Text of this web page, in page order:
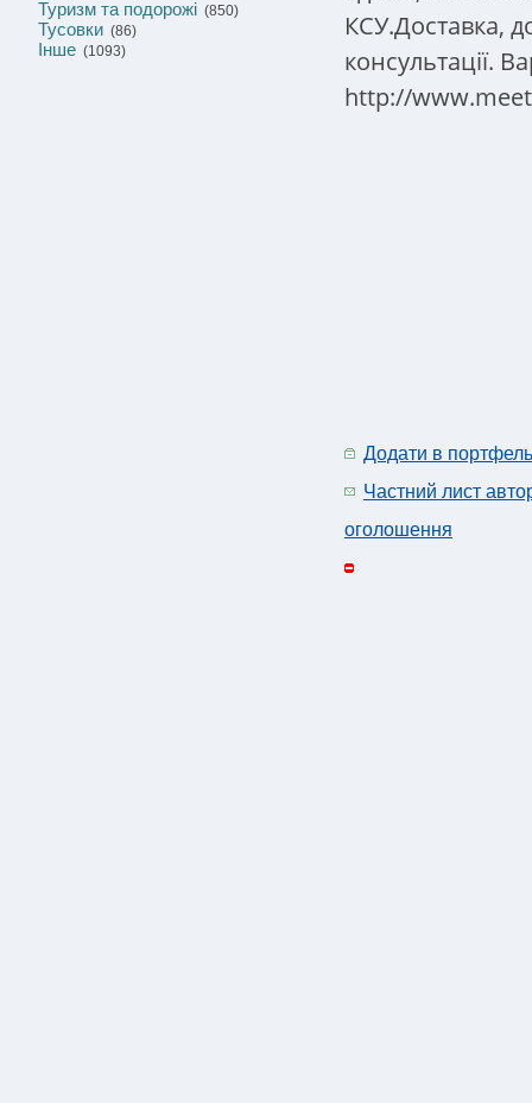
Туризм та подорожі (850)
Тусовки (86)
Інше (1093)
КСУ.Доставка,
консультації.
http://
Додати в портфель
Частний лист
оголошення